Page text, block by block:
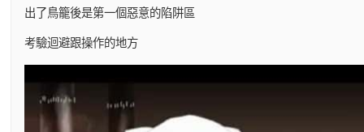
出了鳥籠後是第一個惡意的陷阱區
考驗迴避跟操作的地方